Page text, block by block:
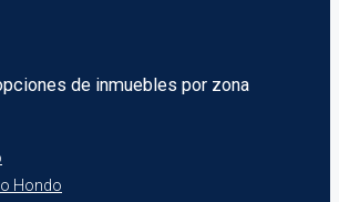
de inmuebles por zona
Hondo